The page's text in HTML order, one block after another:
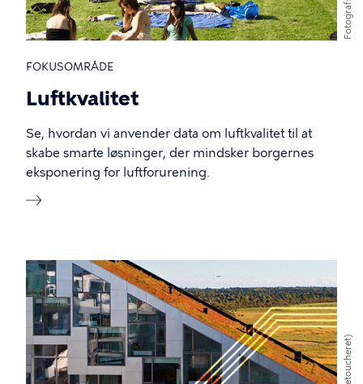
Fotograf
FOKUSOMRÅDE
Luftkvalitet
Se, hvordan vi anvender data om luftkvalitet til at
skabe smarte løsninger, der mindsker borgernes
eksponering for luftforurening.
(Retoucheret)